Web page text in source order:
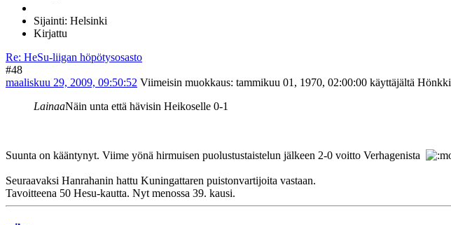
Sijainti: Helsinki
Kirjattu
Re: HeSu-liigan höpötysosasto
#48
maaliskuu 29, 2009, 09:50:52 Viimeisin muokkaus: tammikuu 01, 1970, 02:00:00 käyttäjältä Hönkki
LainaaNäin unta että hävisin Heikoselle 0-1
Suunta on kääntynyt. Viime yönä hirmuisen puolustustaistelun jälkeen 2-0 voitto Verhagenista
Seuraavaksi Hanrahanin hattu Kuningattaren puistonvartijoita vastaan.
Tavoitteena 50 Hesu-kautta. Nyt menossa 39. kausi.